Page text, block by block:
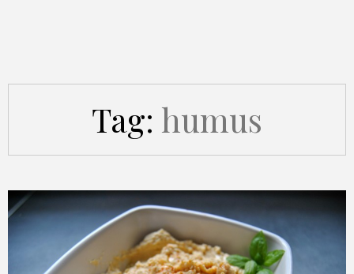
Tag: humus